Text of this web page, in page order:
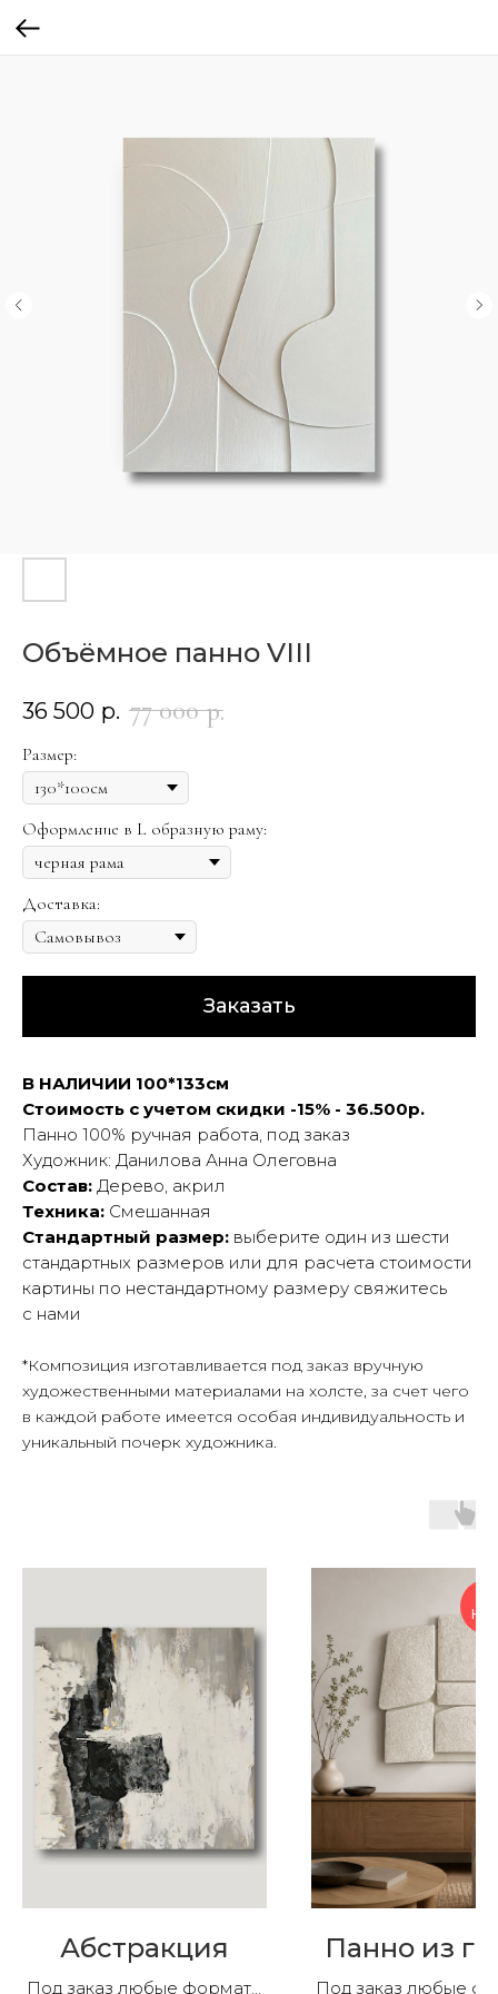
Объёмное панно VIII
36 500 р. 77 000 р.
Размер:
Оформление в L образную раму:
Доставка:
Заказать
В НАЛИЧИИ 100*133см
Стоимость с учетом скидки -15% - 36.500р.
Панно 100% ручная работа, под заказ
Художник: Данилова Анна Олеговна
Состав: Дерево, акрил
Техника: Смешанная
Стандартный размер: выберите один из шести
стандартных размеров или для расчета стоимости
картины по нестандартному размеру свяжитесь
с нами
*Композиция изготавливается под заказ вручную
художественными материалами на холсте, за счет чего
в каждой работе имеется особая индивидуальность и
уникальный почерк художника.
Абстракция
Под заказ любые форматы
Панно из
Под заказ любые